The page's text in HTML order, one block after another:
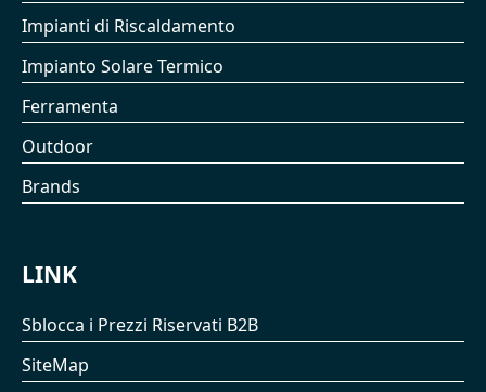
Impianti di Riscaldamento
Impianto Solare Termico
Ferramenta
Outdoor
Brands
LINK
Sblocca i Prezzi Riservati B2B
SiteMap